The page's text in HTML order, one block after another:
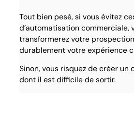
Tout bien pesé, si vous évitez
d’automatisation commerciale,
transformerez votre
durablement votre expérience
Sinon, vous risquez de créer un
dont il est difficile de sortir.